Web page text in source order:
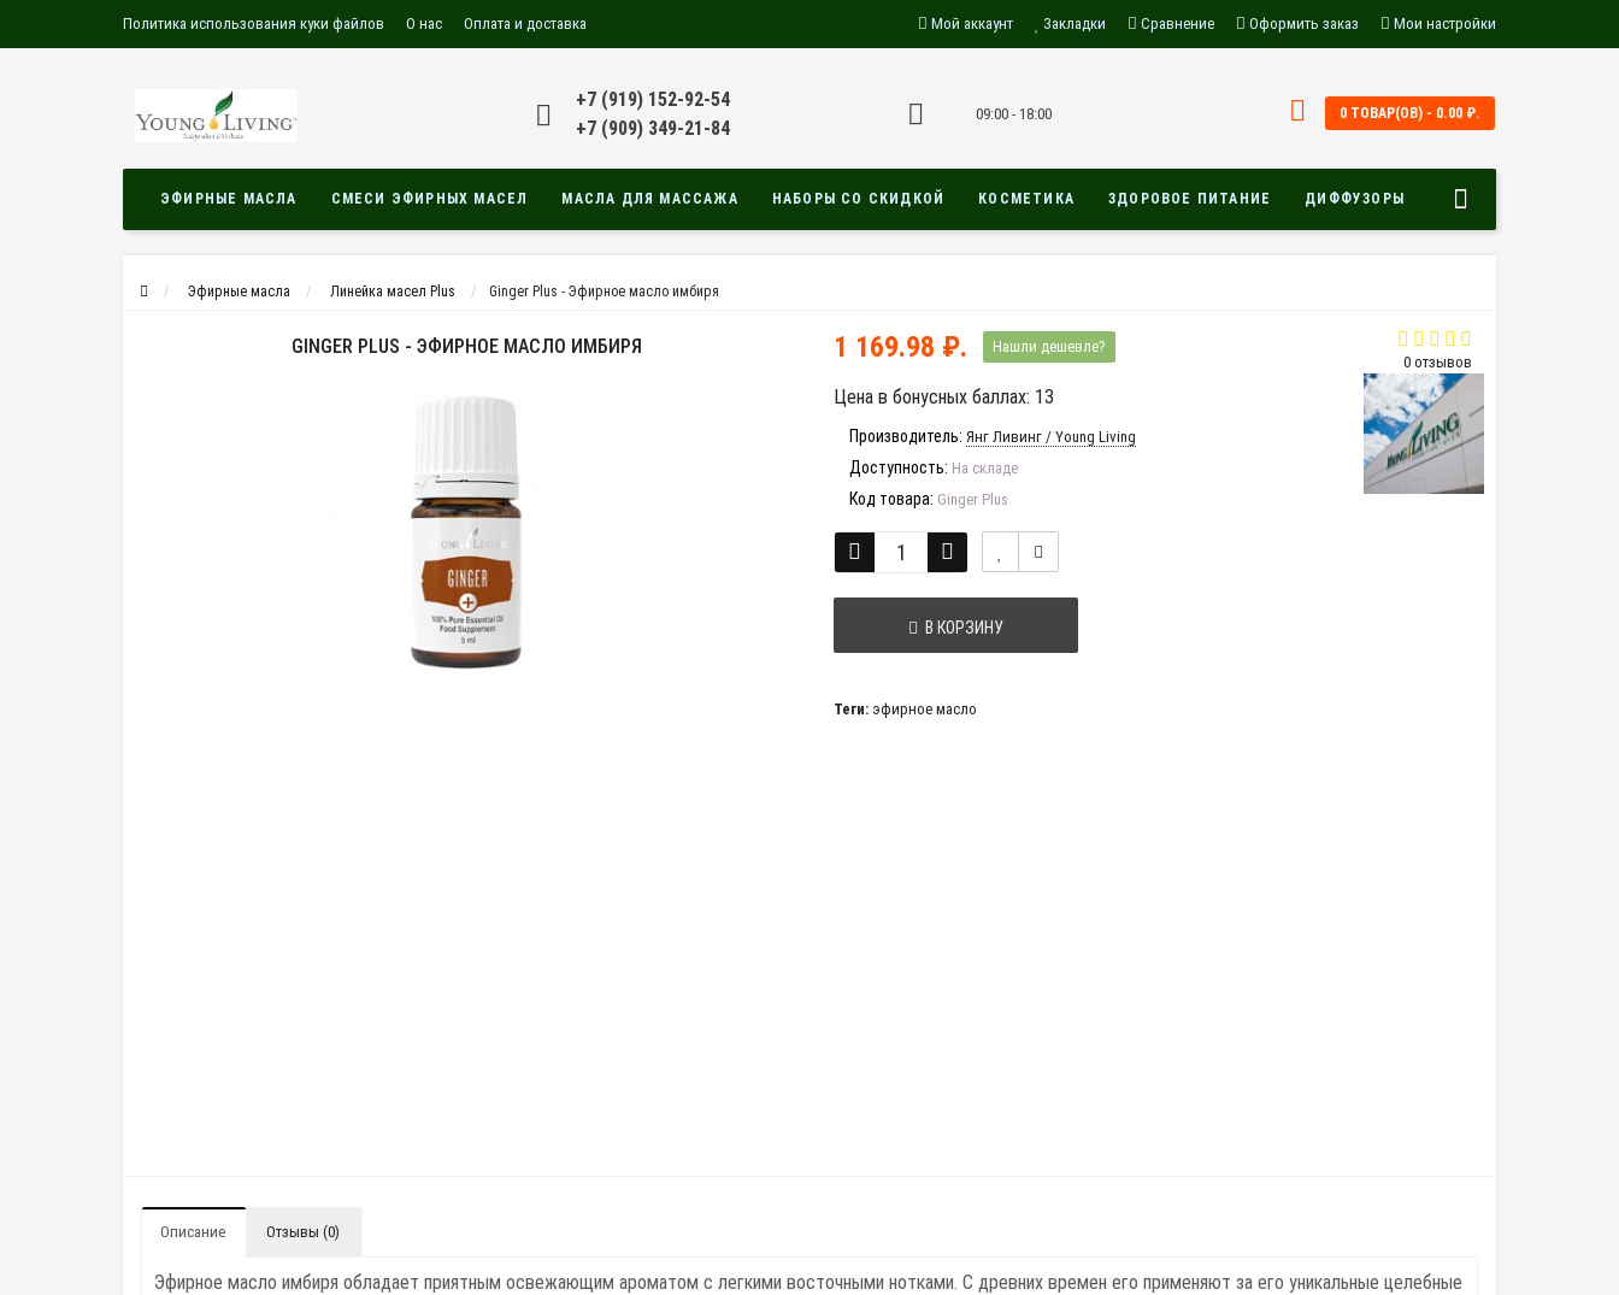
Политика использования куки файлов О нас Оплата и доставка Мой аккаунт Закладки Сравнение Оформить заказ Мои настройки
+7 (919) 152-92-54
+7 (909) 349-21-84
09:00 - 18:00 0 ТОВАР(ОВ) - 0.00 ₽.
ЭФИРНЫЕ МАСЛА СМЕСИ ЭФИРНЫХ МАСЕЛ МАСЛА ДЛЯ МАССАЖА НАБОРЫ СО СКИДКОЙ КОСМЕТИКА ЗДОРОВОЕ ПИТАНИЕ ДИФФУЗОРЫ
Эфирные масла Линейка масел Plus Ginger Plus - Эфирное масло имбиря
GINGER PLUS - ЭФИРНОЕ МАСЛО ИМБИРЯ
0 отзывов
1 169.98 ₽. Нашли дешевле?
Цена в бонусных баллах: 13
Производитель: Янг Ливинг / Young Living
Доступность: На складе
Код товара: Ginger Plus
В КОРЗИНУ
Теги: эфирное масло
Описание Отзывы (0)
Эфирное масло имбиря обладает приятным освежающим ароматом с легкими восточными нотками. С древних времен его применяют за его уникальные целебные